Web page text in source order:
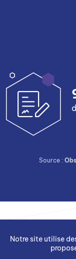
Source :
Notre site utilise